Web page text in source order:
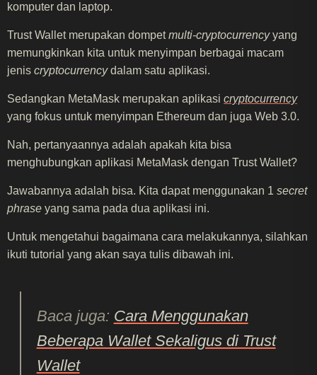
komputer dan laptop.
Trust Wallet merupakan dompetmulti-cryptocurrencyyang
memungkinkan kita untuk menyimpan berbagai macam
jenis cryptocurrencydalam satu aplikasi.
Sedangkan MetaMask merupakan aplikasi cryptocurrency
yang fokus untuk menyimpan Ethereum dan juga Web 3.0.
Nah, pertanyaannya adalah apakah kita bisa
menghubungkan aplikasi MetaMask dengan Trust Wallet?
Jawabannya adalah bisa. Kita dapat menggunakan 1 secret
phrase yang sama pada dua aplikasi ini.
Untuk mengetahui bagaimana cara melakukannya, silahkan
ikuti tutorial yang akan saya tulis dibawah ini.
Baca juga: Cara Menggunakan
Beberapa Wallet Sekaligus di Trust
Wallet